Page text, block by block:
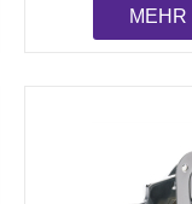
MEHR